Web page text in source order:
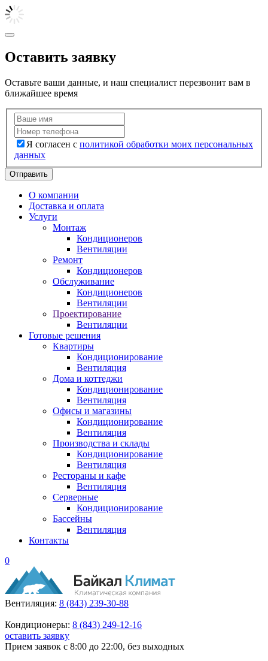
Оставить заявку
Оставьте ваши данные, и наш специалист перезвонит вам в
ближайшее время
Я согласен с политикой обработки моих персональных
данных
Отправить
О компании
Доставка и оплата
Услуги
Монтаж
Кондиционеров
Вентиляции
Ремонт
Кондиционеров
Обслуживание
Кондиционеров
Вентиляции
Проектирование
Вентиляции
Готовые решения
Квартиры
Кондиционирование
Вентиляция
Дома и коттеджи
Кондиционирование
Вентиляция
Офисы и магазины
Кондиционирование
Вентиляция
Производства и склады
Кондиционирование
Вентиляция
Рестораны и кафе
Вентиляция
Серверные
Кондиционирование
Бассейны
Вентиляция
Контакты
0
Вентиляция: 8 (843) 239-30-88
Кондиционеры: 8 (843) 249-12-16
оставить заявку
Прием заявок с 8:00 до 22:00, без выходных